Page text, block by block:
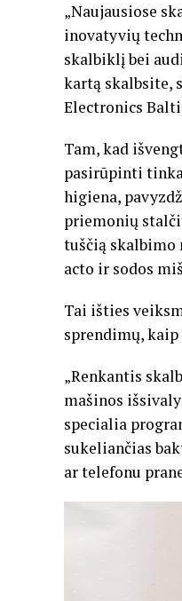
„Naujausiose
inovatyvių
skalbiklį bei
kartą skalbsite,
Electronics
Tam, kad
pasirūpinti
higiena,
priemonių
tuščią skalbimo
acto ir sodos
Tai išties
sprendimų,
„Renkantis
mašinos
specialia
sukeliančias
ar telefonu